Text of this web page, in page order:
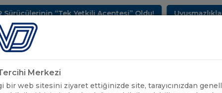
“Tek Yetkili Acentesi” Oldu! Uyuşmazlıkların
SEKTÖREL BİLGİLER UND YAYINLARI
Merkezi
bir web sitesini ziyaret ettiğinizde site, tarayıcınızdan